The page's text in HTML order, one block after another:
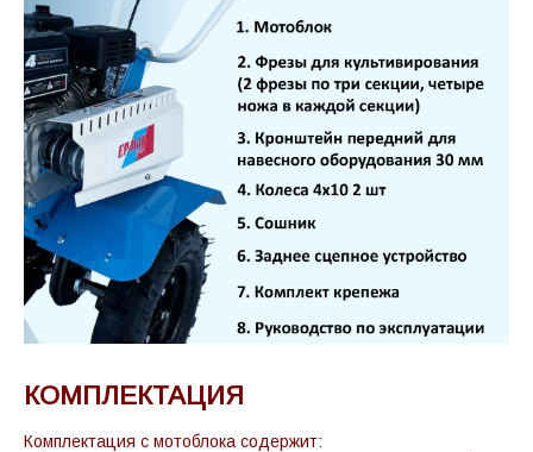
КОМПЛЕКТАЦИЯ
Комплектация с мотоблока содержит: